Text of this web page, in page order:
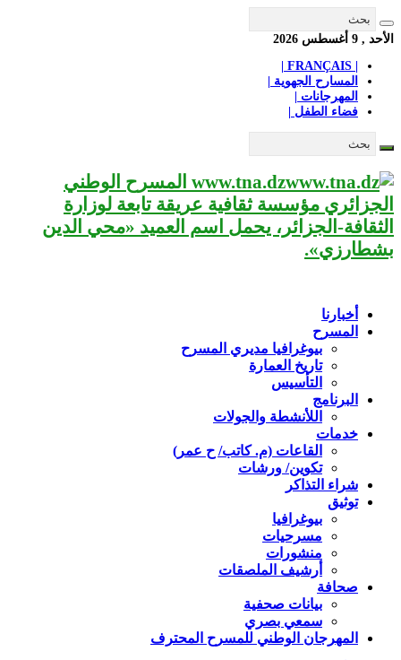
الأحد , 9 أغسطس 2026
المسارح الجهوية |
المهرجانات |
فضاء الطفل |
www.tna.dz المسرح الوطني
الجزائري مؤسسة ثقافية عريقة تابعة لوزارة
الثقافة-الجزائر، يحمل اسم العميد «محي الدين
بشطارزي».
أخبارنا
المسرح
بيوغرافيا مديري المسرح
تاريخ العمارة
التأسيس
البرنامج
اللأنشطة والجولات
خدمات
القاعات (م. كاتب/ ح عمر)
تكوين/ ورشات
شراء التذاكر
توثيق
بيوغرافيا
مسرحيات
منشورات
أرشيف الملصقات
صحافة
بيانات صحفية
سمعي بصري
المهرجان الوطني للمسرح المحترف